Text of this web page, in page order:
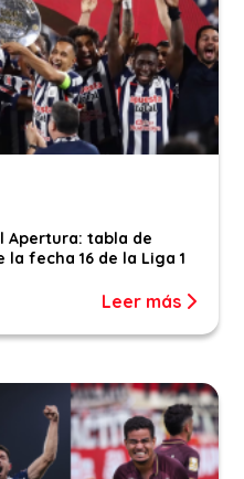
Apertura: tabla de
fecha 16 de la Liga 1
Leer más